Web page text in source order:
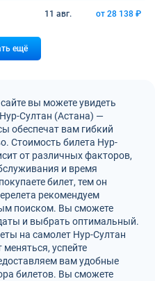
11 авг. от 28 138 ₽
ещё
вы можете увидеть
Султан (Астана) —
обеспечат вам гибкий
Стоимость билета Нур-
от различных факторов,
и время
билет, тем он
рекомендуем
поиском. Вы сможете
и выбрать оптимальный.
на самолет Нур-Султан
успейте
вам удобные
билетов. Вы сможете